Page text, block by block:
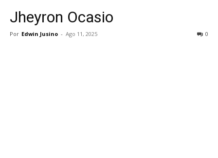
Jheyron Ocasio
Por Edwin Jusino - Ago 11, 2025 0